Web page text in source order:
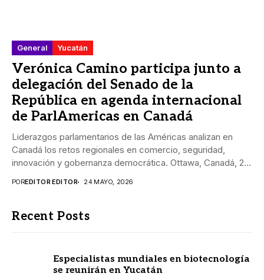
General Yucatán
Verónica Camino participa junto a
delegación del Senado de la
República en agenda internacional
de ParlAmericas en Canadá
Liderazgos parlamentarios de las Américas analizan en
Canadá los retos regionales en comercio, seguridad,
innovación y gobernanza democrática. Ottawa, Canadá, 24
POREDITOR EDITOR 24 MAYO, 2026
Recent Posts
Especialistas mundiales en biotecnología
se reunirán en Yucatán